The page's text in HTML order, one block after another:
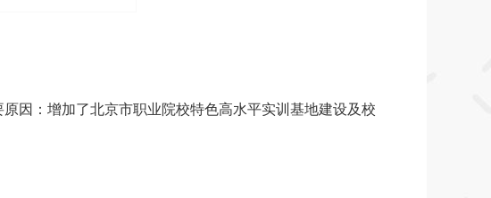
原因：增加了北京市职业院校特色高水平实训基地建设及校